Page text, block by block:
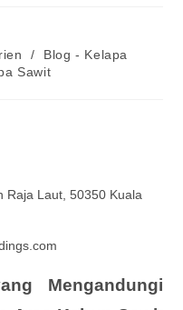
/
Blog - Kelapa
Sawit
Raja Laut, 50350 Kuala
Mengandungi